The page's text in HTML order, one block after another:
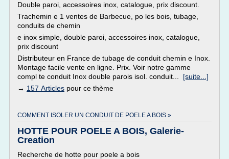
Double paroi, accessoires inox, catalogue, prix discount.
Trachemin e 1 ventes de Barbecue, po les bois, tubage,
conduits de chemin
e inox simple, double paroi, accessoires inox, catalogue,
prix discount
Distributeur en France de tubage de conduit chemin e Inox.
Montage facile vente en ligne. Prix. Voir notre gamme
compl te conduit Inox double parois isol. conduit... [suite...]
→ 157 Articles pour ce thème
COMMENT ISOLER UN CONDUIT DE POELE A BOIS »
HOTTE POUR POELE A BOIS, Galerie-
Creation
Recherche de hotte pour poele a bois